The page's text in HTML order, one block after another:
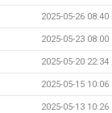
2025-05-26 08:40
2025-05-23 08:00
2025-05-20 22:34
2025-05-15 10:06
2025-05-13 10:26